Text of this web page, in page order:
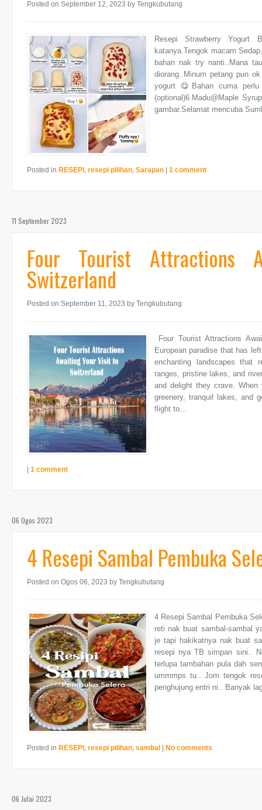
Posted on September 12, 2023 by Tengkubutang
Resepi Strawberry
katanya.Tengok macam
bahan nak try nanti..Mana
diorang..Minum petang pun
yogurt 😋Bahan cuma perlu
(optional)6.Madu@Maple
gambar.Selamat mencuba
Posted in RESEPI , resepi pilihan, Sarapan 1 comment
11 September 2023
Four Tourist Attractions
Switzerland
Posted on September 11, 2023 by Tengkubutang
Four Tourist Attractions
European paradise that has
enchanting landscapes that
ranges, pristine lakes, and
and delight they crave.
greenery, tranquil lakes, and
flight to...
1 comment
06 Ogos 2023
4 Resepi Sambal Pembuka
Posted on Ogos 06, 2023 by Tengkubutang
4 Resepi Sambal Pembuka
reti nak buat sambal-sambal
je tapi hakikatnya nak buat
resepi nya TB simpan sini..
terlupa tambahan pula dah
ummmps tu.. Jom tengok
penghujung entri ni.. Banyak
Posted in RESEPI , resepi pilihan, sambal No comments
06 Julai 2023